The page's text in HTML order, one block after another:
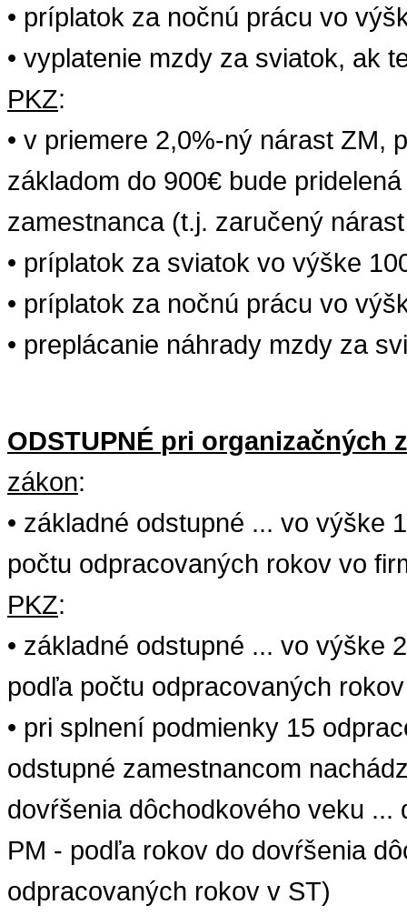
• príplatok za nočnú prácu vo
• vyplatenie mzdy za sviatok, ak
PKZ:
• v priemere 2,0%-ný nárast ZM,
základom do 900€ bude
zamestnanca (t.j. zaručený
• príplatok za sviatok vo výške
• príplatok za nočnú prácu vo
• preplácanie náhrady mzdy za
ODSTUPNÉ pri organizačných
zákon:
• základné odstupné ... vo výške
počtu odpracovaných rokov vo
PKZ:
• základné odstupné ... vo výške
podľa počtu odpracovaných
• pri splnení podmienky 15
odstupné zamestnancom
dovŕšenia dôchodkového veku ...
PM - podľa rokov do dovŕšenia
odpracovaných rokov v ST)